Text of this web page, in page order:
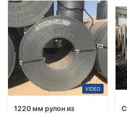
VIDEO
1220 мм рулон из